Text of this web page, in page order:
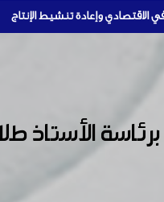
الأستاذ